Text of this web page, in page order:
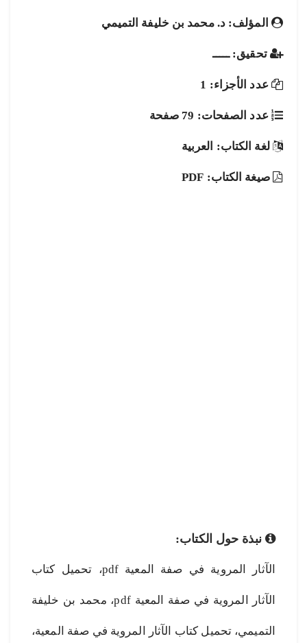
المؤلف: د. محمد بن خليفة التميمي
تحقيق: ـــــ
عدد الأجزاء: 1
عدد الصفحات: 79 صفحة
لغة الكتاب: العربية
صيغة الكتاب: PDF
نبذة حول الكتاب:
الآثار المروية في صفة المعية pdf، تحميل كتاب
الآثار المروية في صفة المعية pdf، محمد بن خليفة
التميمي، تحميل كتاب الآثار المروية في صفة المعية،